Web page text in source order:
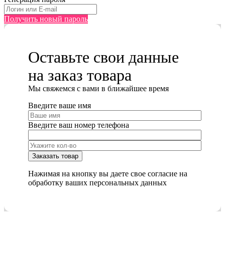
Получить новый пароль
Оставьте свои данные
на заказ товара
Мы cвяжемся с вами в ближайшее время
Введите ваше имя
Введите ваш номер телефона
Нажимая на кнопку вы даете свое согласие на
обработку ваших персональных данных